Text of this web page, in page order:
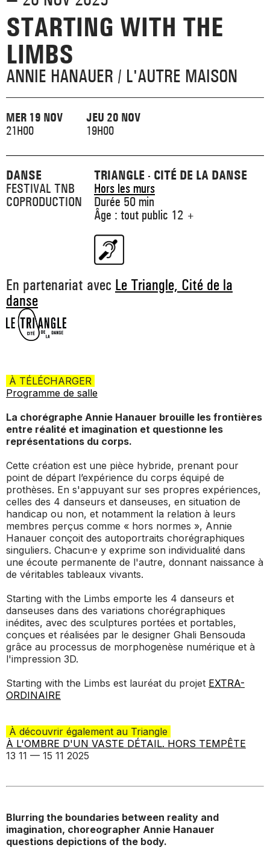
_ LES SALLES
_ ACTION TERRITORIALE
_ ACTION CULTURELLE
_ TNB SOLIDAIRE
_ TNB ÉCO-RESPONSABLE
_ ARCHIVES ET RESSOURCES
_ COPRODUCTIONS
_ RÉSIDENCES D'ARTISTE
_ INTERNATIONAL
_ ACTUALITÉS
_ FORMATION
_ PROMOTIONS
_ INTERNATIONAL
_ NOUS SOUTENIR
_ CONTACTS ET INFOS PRATIQUES
_ NOS MÉCÈNES
_ DEVENEZ MÉCÈNE
_ SOUTENEZ LE FESTIVAL TNB
_ RENCONTRER
_ PRATIQUER
_ PROFITER
_ MARCHÉS
_ EMPLOIS / STAGES
>
>
STARTING WITH THE
LIMBS
ANNIE HANAUER / L'AUTRE MAISON
MER 19 NOV
21H00
JEU 20 NOV
19H00
DANSE
FESTIVAL TNB
COPRODUCTION
TRIANGLE - CITÉ DE LA DANSE
Hors les murs
Durée 50 min
Âge : tout public 12 +
En partenariat avec Le Triangle, Cité de la
danse
À TÉLÉCHARGER
Programme de salle
La chorégraphe Annie Hanauer brouille les frontières
entre réalité et imagination et questionne les
représentations du corps.
Cette création est une pièce hybride, prenant pour
point de départ l’expérience du corps équipé de
prothèses. En s'appuyant sur ses propres expériences,
celles des 4 danseurs et danseuses, en situation de
handicap ou non, et notamment la relation à leurs
membres perçus comme « hors normes », Annie
Hanauer conçoit des autoportraits chorégraphiques
singuliers. Chacun·e y exprime son individualité dans
une écoute permanente de l'autre, donnant naissance à
de véritables tableaux vivants.
Starting with the Limbs emporte les 4 danseurs et
danseuses dans des variations chorégraphiques
inédites, avec des sculptures portées et portables,
conçues et réalisées par le designer Ghali Bensouda
grâce au processus de morphogenèse numérique et à
l'impression 3D.
Starting with the Limbs est lauréat du projet EXTRA-
ORDINAIRE
À découvrir également au Triangle
À L'OMBRE D'UN VASTE DÉTAIL. HORS TEMPÊTE
13 11 — 15 11 2025
Blurring the boundaries between reality and
imagination, choreographer Annie Hanauer
questions depictions of the body.